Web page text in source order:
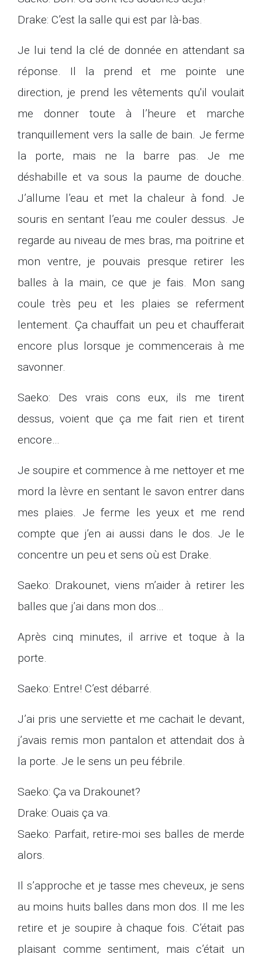
Drake: C’est la salle qui est par là-bas.
Je lui tend la clé de donnée en attendant sa
réponse. Il la prend et me pointe une
direction, je prend les vêtements qu'il voulait
me donner toute à l’heure et marche
tranquillement vers la salle de bain. Je ferme
la porte, mais ne la barre pas. Je me
déshabille et va sous la paume de douche.
J’allume l’eau et met la chaleur à fond. Je
souris en sentant l’eau me couler dessus. Je
regarde au niveau de mes bras, ma poitrine et
mon ventre, je pouvais presque retirer les
balles à la main, ce que je fais. Mon sang
coule très peu et les plaies se referment
lentement. Ça chauffait un peu et chaufferait
encore plus lorsque je commencerais à me
savonner.
Saeko: Des vrais cons eux, ils me tirent
dessus, voient que ça me fait rien et tirent
encore…
Je soupire et commence à me nettoyer et me
mord la lèvre en sentant le savon entrer dans
mes plaies. Je ferme les yeux et me rend
compte que j’en ai aussi dans le dos. Je le
concentre un peu et sens où est Drake.
Saeko: Drakounet, viens m’aider à retirer les
balles que j’ai dans mon dos…
Après cinq minutes, il arrive et toque à la
porte.
Saeko: Entre! C’est débarré.
J’ai pris une serviette et me cachait le devant,
j’avais remis mon pantalon et attendait dos à
la porte. Je le sens un peu fébrile.
Saeko: Ça va Drakounet?
Drake: Ouais ça va.
Saeko: Parfait, retire-moi ses balles de merde
alors.
Il s’approche et je tasse mes cheveux, je sens
au moins huits balles dans mon dos. Il me les
retire et je soupire à chaque fois. C’était pas
plaisant comme sentiment, mais c’était un